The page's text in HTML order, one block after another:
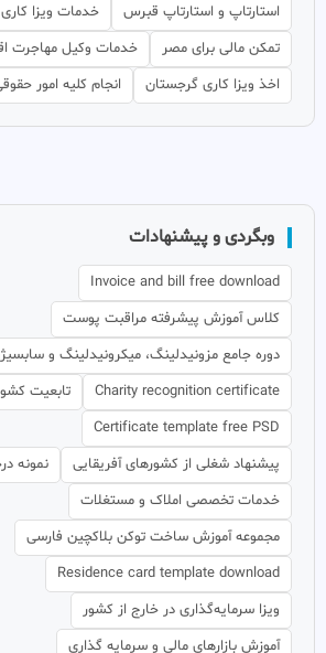
استارتاپ و استارتاپ قبرس
خدمات ویزا کاری
تمکن مالی برای مصر
خدمات وکیل مهاجرت
اخذ ویزا کاری گرجستان
انجام کلیه امور
وبگردی و پیشنهادات
Invoice and bill free download
کلاس آموزش پیشرفته مراقبت پوست
دوره جامع مزونیدلینگ، میکرونیدلینگ و
Charity recognition certificate
تابعیت
Certificate template free PSD
پیشنهاد شغلی از کشورهای آفریقایی
نمونه
خدمات تخصصی املاک و مستغلات
مجموعه آموزش ساخت توکن بلاکچین فارسی
Residence card template download
ویزا سرمایه‌گذاری در خارج از کشور
آموزش بازارهای مالی و سرمایه گذاری